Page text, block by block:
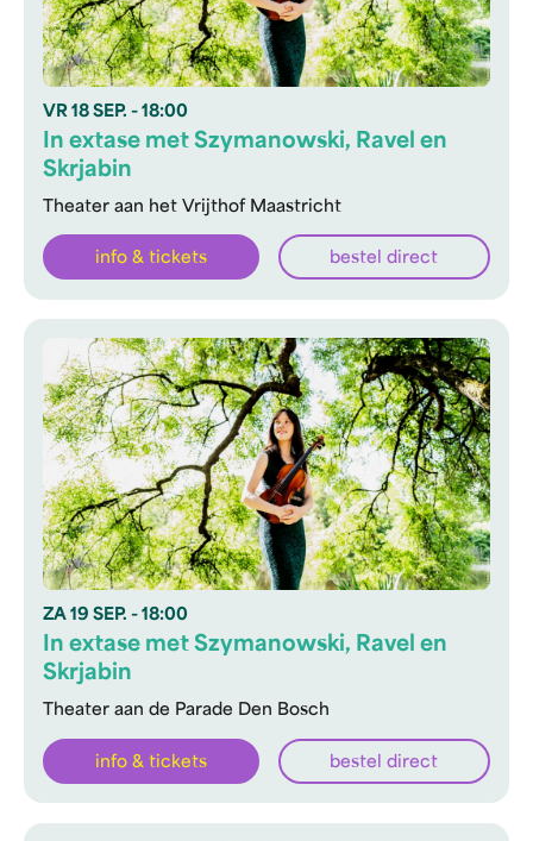
VR 18 SEP. - 18:00
Theater aan het Vrijthof Maastricht
In extase met Szymanowski, Ravel en
Skrjabin
info & tickets bestel direct
ZA 19 SEP. - 18:00
Theater aan de Parade Den Bosch
In extase met Szymanowski, Ravel en
Skrjabin
info & tickets bestel direct